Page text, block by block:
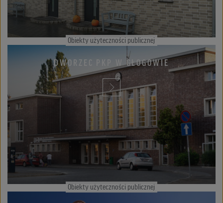
Obiekty użyteczności publicznej
DWORZEC PKP W GŁOGOWIE
Obiekty użyteczności publicznej